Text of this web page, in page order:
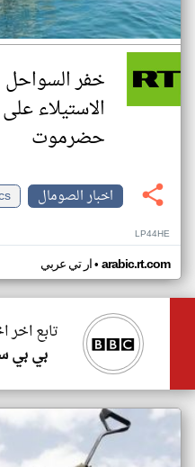
خفر السواحل
الاستيلاء
حضرموت
اخبار الصومال
LP44HE
ار تي عربي• arabic.rt.com
تابع اخر
بي بي